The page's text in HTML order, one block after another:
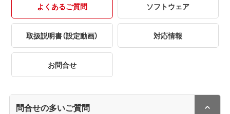
よくあるご質問 ソフトウェア
取扱説明書（設定動画） 対応情報
お問合せ
問合せの多いご質問